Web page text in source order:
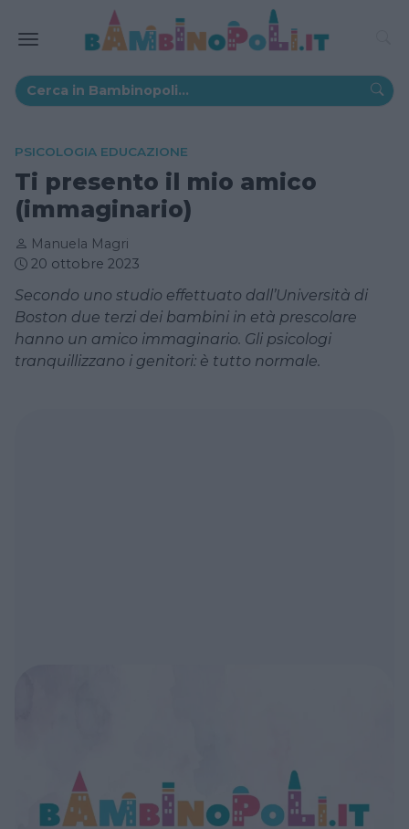
PSICOLOGIA EDUCAZIONE
Ti presento il mio amico
(immaginario)
Manuela Magri
20 ottobre 2023
Secondo uno studio effettuato dall’Università di
Boston due terzi dei bambini in età prescolare
hanno un amico immaginario. Gli psicologi
tranquillizzano i genitori: è tutto normale.